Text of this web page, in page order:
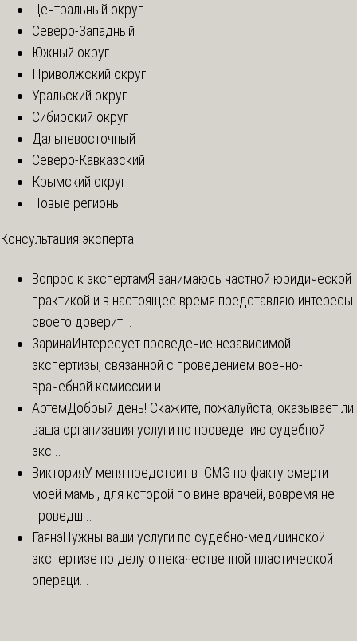
Центральный округ
Северо-Западный
Южный округ
Приволжский округ
Уральский округ
Сибирский округ
Дальневосточный
Северо-Кавказский
Крымский округ
Новые регионы
Консультация эксперта
Вопрос к экспертамЯ занимаюсь частной юридической
практикой и в настоящее время представляю интересы
своего доверит...
ЗаринаИнтересует проведение независимой
экспертизы, связанной с проведением военно-
врачебной комиссии и...
АртёмДобрый день! Скажите, пожалуйста, оказывает ли
ваша организация услуги по проведению судебной
экс...
ВикторияУ меня предстоит в СМЭ по факту смерти
моей мамы, для которой по вине врачей, вовремя не
проведш...
ГаянэНужны ваши услуги по судебно-медицинской
экспертизе по делу о некачественной пластической
операци...